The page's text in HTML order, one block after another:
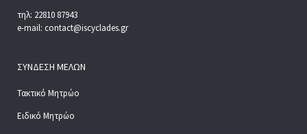
τηλ: 22810 87943
e-mail: contact@iscyclades.gr
ΣΎΝΔΕΣΗ ΜΕΛΏΝ
Τακτικό Μητρώο
Ειδικό Μητρώο